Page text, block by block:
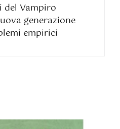
del Vampiro
generazione
empirici